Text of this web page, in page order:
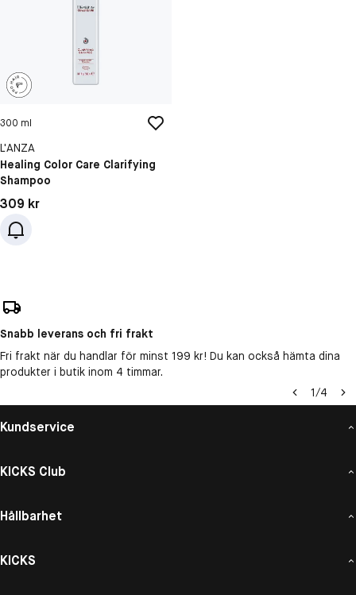
300 ml
L'ANZA
Healing Color Care Clarifying
Shampoo
Pris: 309 kr
309 kr
Snabb leverans och fri frakt
Fri frakt när du handlar för minst 199 kr! Du kan också hämta dina
produkter i butik inom 4 timmar.
1/4
Kundservice
KICKS Club
Hållbarhet
KICKS